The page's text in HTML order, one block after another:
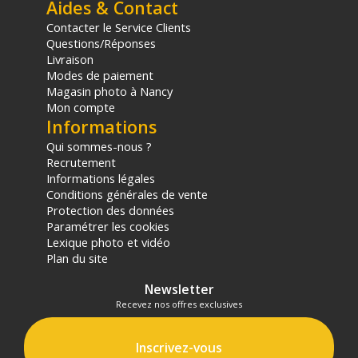
sur les produits de moins de 1m et moins de 20Kg.
(2) Sous réserve d'éligibilité.
(3) Nombre de points Fidélité estimés, hors remises au panier, basé
sur le prix TTC en €, les points seront effectivement calculés dans le
panier.
Aides & Contact
Contacter le Service Clients
Questions/Réponses
Livraison
Modes de paiement
Magasin photo à Nancy
Mon compte
Informations
Qui sommes-nous ?
Recrutement
Informations légales
Conditions générales de vente
Protection des données
Paramétrer les cookies
Lexique photo et vidéo
Plan du site
Newsletter
Recevez nos offres exclusives
Inscrivez-vous